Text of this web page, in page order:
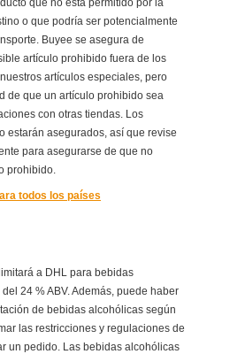
que no está permitido por la
o que podría ser potencialmente
Buyee se asegura de
artículo prohibido fuera de los
artículos especiales, pero
de que un artículo prohibido sea
con otras tiendas. Los
estarán asegurados, así que revise
para asegurarse de que no
prohibido.
todos los países
a DHL para bebidas
24 % ABV. Además, puede haber
de bebidas alcohólicas según
las restricciones y regulaciones de
un pedido. Las bebidas alcohólicas